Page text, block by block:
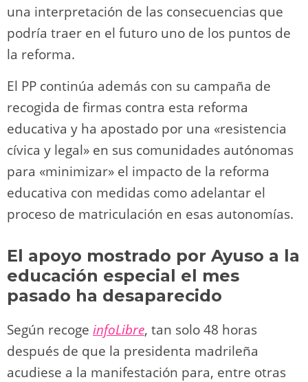
una interpretación de las consecuencias que
podría traer en el futuro uno de los puntos de
la reforma.
El PP continúa además con su campaña de
recogida de firmas contra esta reforma
educativa y ha apostado por una «resistencia
cívica y legal» en sus comunidades autónomas
para «minimizar» el impacto de la reforma
educativa con medidas como adelantar el
proceso de matriculación en esas autonomías.
El apoyo mostrado por Ayuso a la
educación especial el mes
pasado ha desaparecido
Según recoge infoLibre, tan solo 48 horas
después de que la presidenta madrileña
acudiese a la manifestación para, entre otras